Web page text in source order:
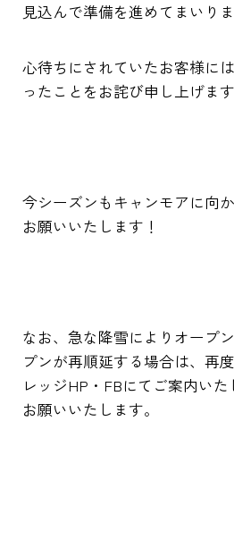
見込んで準備を進めてまいりま
心待ちにされていたお客様に
ったことをお詫び申し上げます
今シーズンもキャンモアに向
お願いいたします！
なお、急な降雪によりオープ
プンが再順延する場合は、再
レッジHP・FBにてご案内い
お願いいたします。